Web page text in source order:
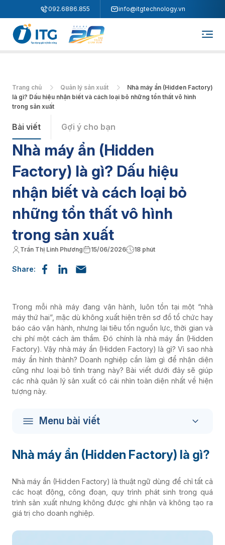
092.6886.855 info@itgtechnology.vn
Trang chủ Quản lý sản xuất
Nhà máy ẩn (Hidden Factory)
là gì? Dấu hiệu nhận biết và cách loại bỏ những tổn thất vô hình
trong sản xuất
Bài viết Gợi ý cho bạn
Nhà máy ẩn (Hidden
Factory) là gì? Dấu hiệu
nhận biết và cách loại bỏ
những tổn thất vô hình
trong sản xuất
Trần Thị Linh Phương 15/06/2026 18 phút
Share:
Trong mỗi nhà máy đang vận hành, luôn tồn tại một “nhà
máy thứ hai”, mặc dù không xuất hiện trên sơ đồ tổ chức hay
báo cáo vận hành, nhưng lại tiêu tốn nguồn lực, thời gian và
chi phí một cách âm thầm. Đó chính là nhà máy ẩn (Hidden
Factory). Vậy nhà máy ẩn (Hidden Factory) là gì? Vì sao nhà
máy ẩn hình thành? Doanh nghiệp cần làm gì để nhận diện
cũng như loại bỏ tình trạng này? Bài viết dưới đây sẽ giúp
các nhà quản lý sản xuất có cái nhìn toàn diện nhất về hiện
tượng này.
Menu bài viết
Nhà máy ẩn (Hidden Factory) là gì?
Nhà máy ẩn (Hidden Factory) là thuật ngữ dùng để chỉ tất cả
các hoạt động, công đoạn, quy trình phát sinh trong quá
trình sản xuất nhưng không được ghi nhận và không tạo ra
giá trị cho doanh nghiệp.